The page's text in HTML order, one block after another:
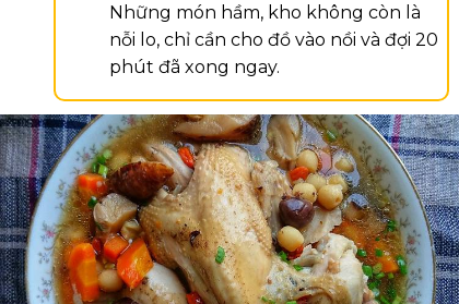
Những món hầm, kho không còn là
nỗi lo, chỉ cần cho đồ vào nồi và đợi 20
phút đã xong ngay.